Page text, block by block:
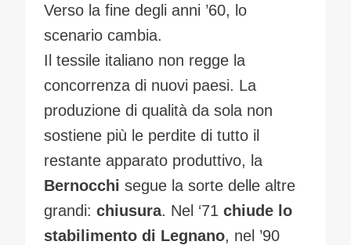
Verso la fine degli anni ’60, lo
scenario cambia.
Il tessile italiano non regge la
concorrenza di nuovi paesi. La
produzione di qualità da sola non
sostiene più le perdite di tutto il
restante apparato produttivo, la
Bernocchi segue la sorte delle altre
grandi: chiusura. Nel ‘71 chiude lo
stabilimento di Legnano, nel ’90